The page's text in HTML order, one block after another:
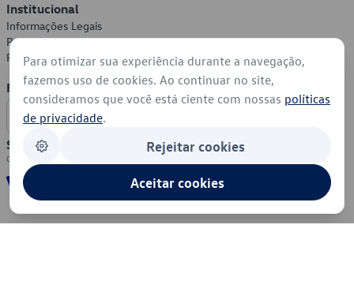
Institucional
Informações Legais
Política de Privacidade
Política de Cookies
Formas de Pagamento
Segurança
Para otimizar sua experiência durante a navegação,
fazemos uso de cookies. Ao continuar no site,
consideramos que você está ciente com nossas políticas
de privacidade.
Rejeitar cookies
Aceitar cookies